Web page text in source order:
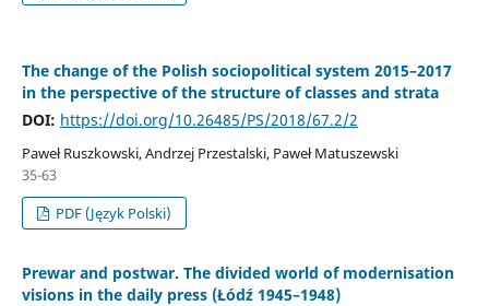
The change of the Polish sociopolitical system 2015–2017
in the perspective of the structure of classes and strata
DOI: https://doi.org/10.26485/PS/2018/67.2/2
Paweł Ruszkowski, Andrzej Przestalski, Paweł Matuszewski
35-63
PDF (Język Polski)
Prewar and postwar. The divided world of modernisation
visions in the daily press (Łódź 1945–1948)